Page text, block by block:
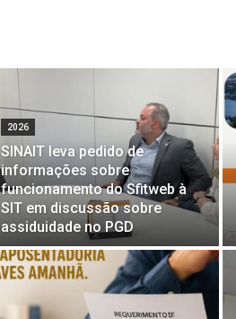
2026
SINAIT leva pedido de
informações sobre
funcionamento do Sfitweb à
SIT em discussão sobre
assiduidade no PGD